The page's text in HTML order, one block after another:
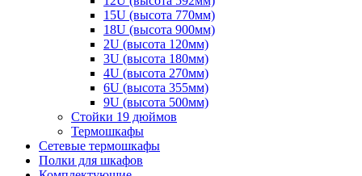
15U (высота 770мм)
18U (высота 900мм)
2U (высота 120мм)
3U (высота 180мм)
4U (высота 270мм)
6U (высота 355мм)
9U (высота 500мм)
Стойки 19 дюймов
Термошкафы
Сетевые термошкафы
Полки для шкафов